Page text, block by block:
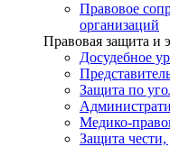
Правовое
организаций
Правовая защита и
Досудебное
Защита по
Медико-
Защита